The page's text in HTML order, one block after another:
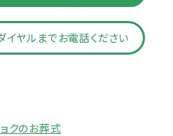
イヤルまでお電話ください
クのお葬式